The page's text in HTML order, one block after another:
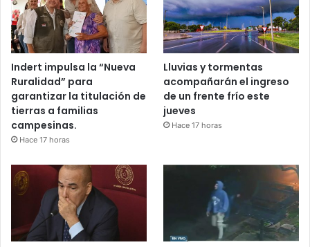
Indert impulsa la “Nueva
Ruralidad” para
garantizar la titulación de
tierras a familias
campesinas.
Hace 17 horas
Lluvias y tormentas
acompañarán el ingreso
de un frente frío este
jueves
Hace 17 horas